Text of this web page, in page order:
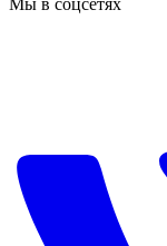
Мы в соцсетях